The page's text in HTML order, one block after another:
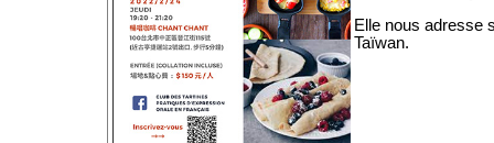
Elle nous adresse
Taïwan.